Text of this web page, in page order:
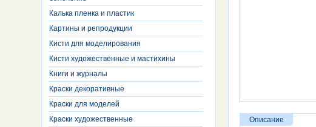
Калька пленка и пластик
Картины и репродукции
Кисти для моделирования
Кисти художественные и мастихины
Книги и журналы
Краски декоративные
Краски для моделей
Краски художественные
Описание